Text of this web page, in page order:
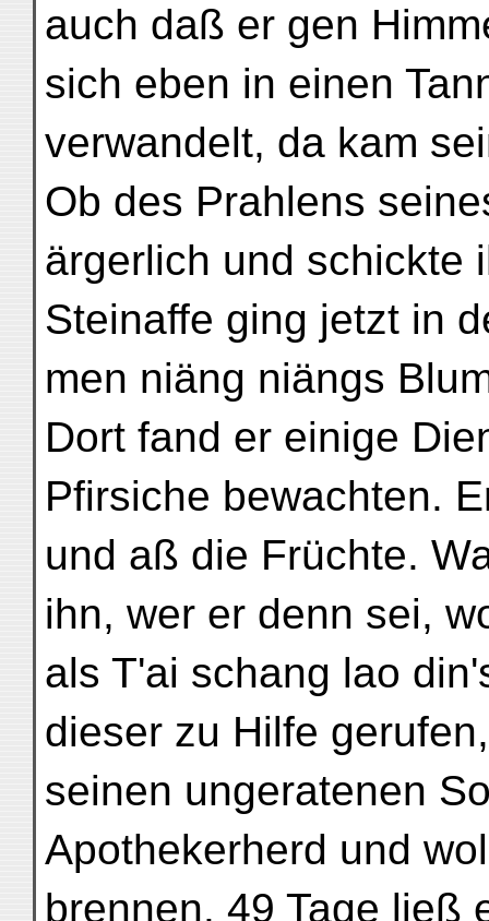
auch daß er gen
sich eben in einen
verwandelt, da kam
Ob des Prahlens
ärgerlich und schickte
Steinaffe ging jetzt in
men niäng niängs
Dort fand er einige
Pfirsiche bewachten.
und aß die Früchte.
ihn, wer er denn sei,
als T'ai schang lao
dieser zu Hilfe
seinen ungeratenen
Apothekerherd und
brennen. 49 Tage ließ